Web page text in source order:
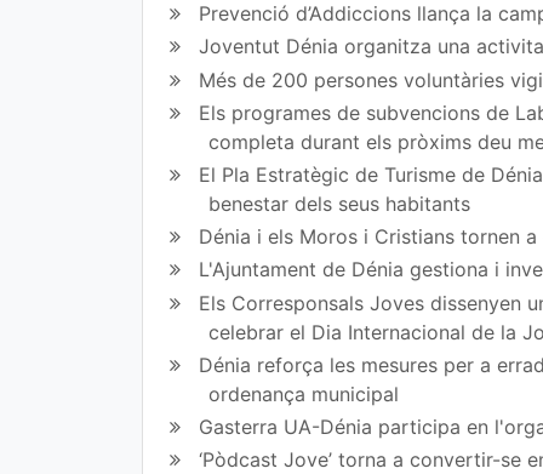
ir
en
Fa
ce
bo
ok
ir
en
Tw
itt
er
Prevenció d’Addiccions llança la
Joventut Dénia organitza una
Més de 200 persones voluntàries
Els programes de subvencions de
completa durant els pròxims deu
El Pla Estratègic de Turisme de
benestar dels seus habitants
Dénia i els Moros i Cristians tornen
L'Ajuntament de Dénia gestiona i
Els Corresponsals Joves dissenyen
celebrar el Dia Internacional de la
Dénia reforça les mesures per a
ordenança municipal
Gasterra UA-Dénia participa en
‘Pòdcast Jove’ torna a convertir-se